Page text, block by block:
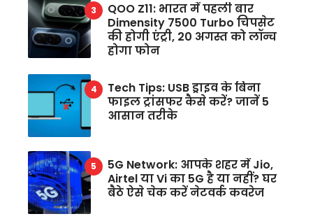
QOO Z11: भारत में पहली बार
Dimensity 7500 Turbo चिपसेट
की होगी एंट्री, 20 अगस्त को लॉन्च
होगा फोन
Tech Tips: USB ड्राइव के बिना
फाइल ट्रांसफर कैसे करें? जानें 5
आसान तरीके
5G Network: आपके शहर में Jio,
Airtel या Vi का 5G है या नहीं? घर
बैठे ऐसे चेक करें नेटवर्क कवरेज